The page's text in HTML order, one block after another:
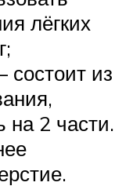
лёгких
состоит из
на 2 части.